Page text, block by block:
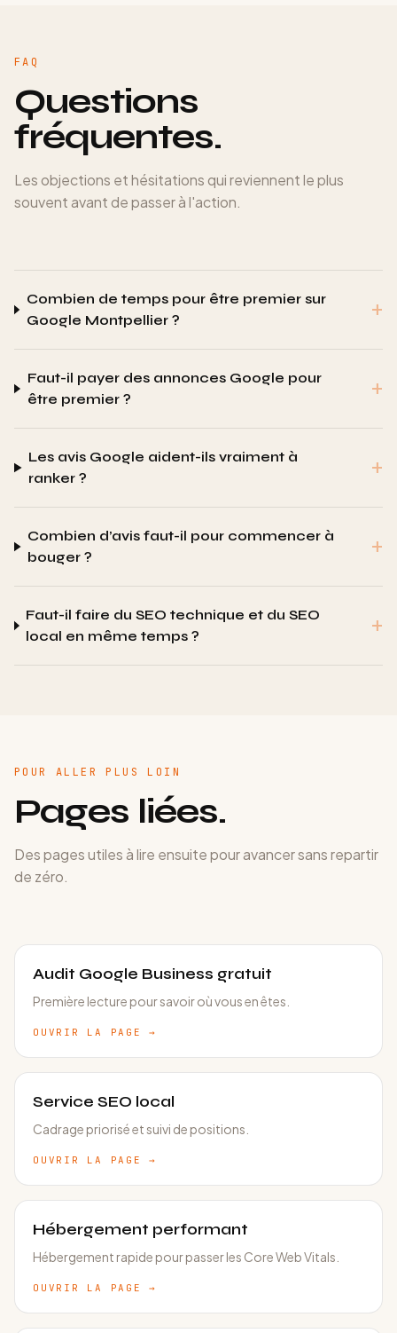
FAQ
Questions
fréquentes.
Les objections et hésitations qui reviennent le plus
souvent avant de passer à l'action.
Combien de temps pour être premier sur
Google Montpellier ?
+
Faut-il payer des annonces Google pour
être premier ?
+
Les avis Google aident-ils vraiment à
ranker ?
+
Combien d’avis faut-il pour commencer à
bouger ?
+
Faut-il faire du SEO technique et du SEO
local en même temps ?
+
POUR ALLER PLUS LOIN
Pages liées.
Des pages utiles à lire ensuite pour avancer sans repartir
de zéro.
Audit Google Business gratuit
Première lecture pour savoir où vous en êtes.
OUVRIR LA PAGE→
Service SEO local
Cadrage priorisé et suivi de positions.
OUVRIR LA PAGE→
Hébergement performant
Hébergement rapide pour passer les Core Web Vitals.
OUVRIR LA PAGE→